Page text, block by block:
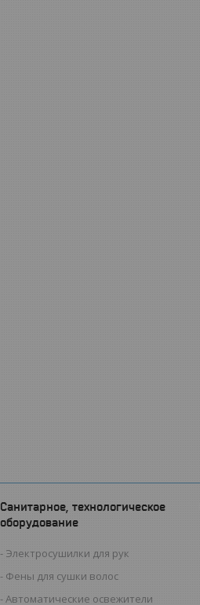
Санитарное, технологическое
оборудование
Электросушилки для рук
Фены для сушки волос
Автоматические освежители